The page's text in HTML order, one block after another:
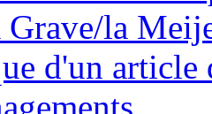
Grave/la
d'un article